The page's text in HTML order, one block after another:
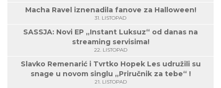
Macha Ravel iznenadila fanove za Halloween!
31. LISTOPAD
SASSJA: Novi EP „Instant Luksuz“ od danas na
streaming servisima!
22. LISTOPAD
Slavko Remenarić i Tvrtko Hopek Les udružili su
snage u novom singlu „Priručnik za tebe“ !
21. LISTOPAD